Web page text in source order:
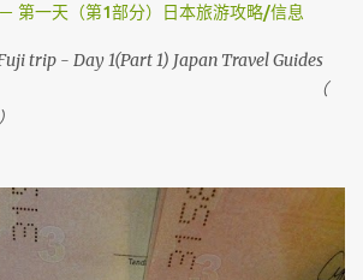
第一天（第1部分）日本旅游攻略/信息
trip - Day 1(Part 1) Japan Travel Guides
Info （